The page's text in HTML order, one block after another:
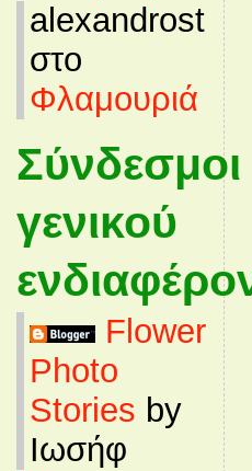
alexandrost
στο
Φλαμουριά
Σύνδεσμοι
γενικού
Flower
Photo
Stories by
Ιωσήφ